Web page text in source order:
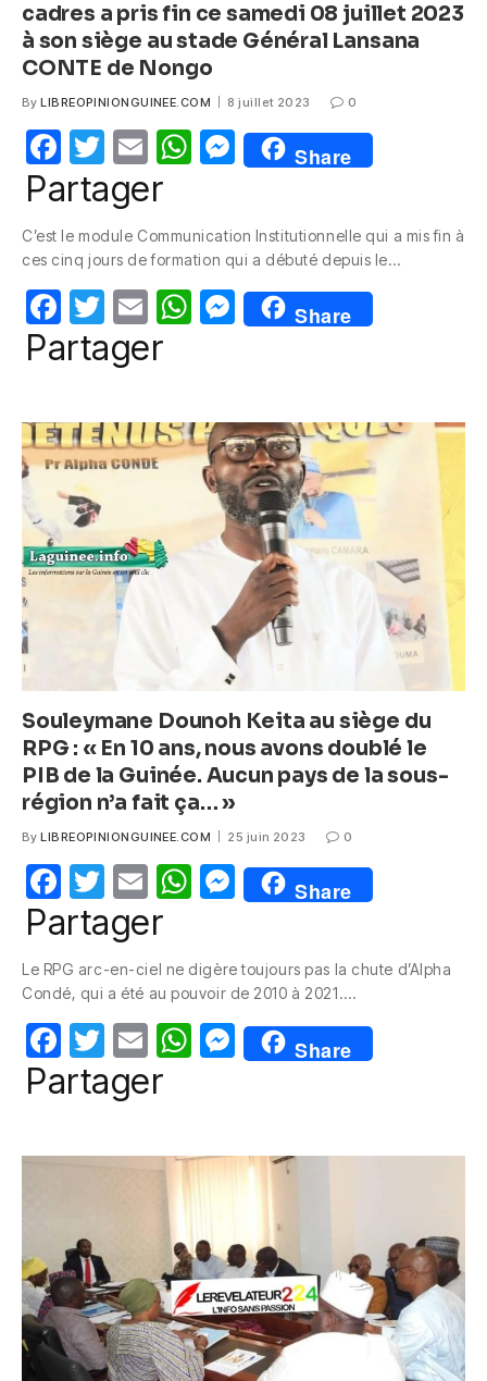
cadres a pris fin ce samedi 08 juillet 2023
à son siège au stade Général Lansana
CONTE de Nongo
By LIBREOPINIONGUINEE.COM 8 juillet 2023 0
F
a
e
b
o
o
T
w
itt
er
E
m
W
s
A
p
M
e
e
n
g
Share
Partager
C’est le module Communication Institutionnelle qui a mis fin à
ces cinq jours de formation qui a débuté depuis le…
F
a
b
o
o
k
T
w
itt
E
m
W
A
p
p
M
e
n
g
er
Share
Partager
Souleymane Dounoh Keita au siège du
RPG : « En 10 ans, nous avons doublé le
PIB de la Guinée. Aucun pays de la sous-
région n’a fait ça… »
By LIBREOPINIONGUINEE.COM 25 juin 2023 0
F
a
e
b
o
o
T
w
itt
er
E
m
W
s
A
p
M
e
e
n
g
Share
Partager
Le RPG arc-en-ciel ne digère toujours pas la chute d’Alpha
Condé, qui a été au pouvoir de 2010 à 2021.…
F
a
e
o
k
T
w
itt
er
E
m
W
s
A
p
p
M
e
e
n
er
Share
Partager